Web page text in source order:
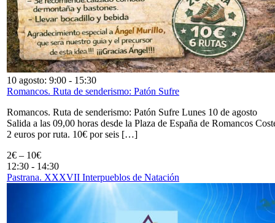
10 agosto: 9:00 - 15:30
Romancos. Ruta de senderismo: Patón Sufre
Romancos. Ruta de senderismo: Patón Sufre Lunes 10 de agosto
Salida a las 09,00 horas desde la Plaza de España de Romancos
2 euros por ruta. 10€ por seis […]
2€ – 10€
12:30 - 14:30
Pastrana. XXXVII Interpueblos de Natación